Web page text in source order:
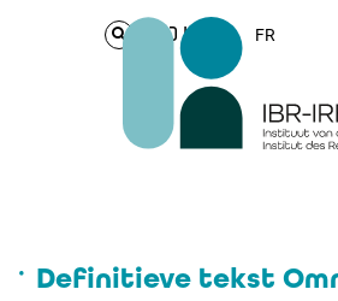
Login FR
Definitieve tekst